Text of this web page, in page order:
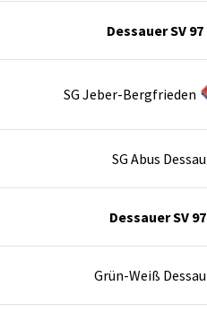
Dessauer SV 97
SG Jeber-Bergfrieden
SG Abus Dessau
Dessauer SV 97
Grün-Weiß Dessau